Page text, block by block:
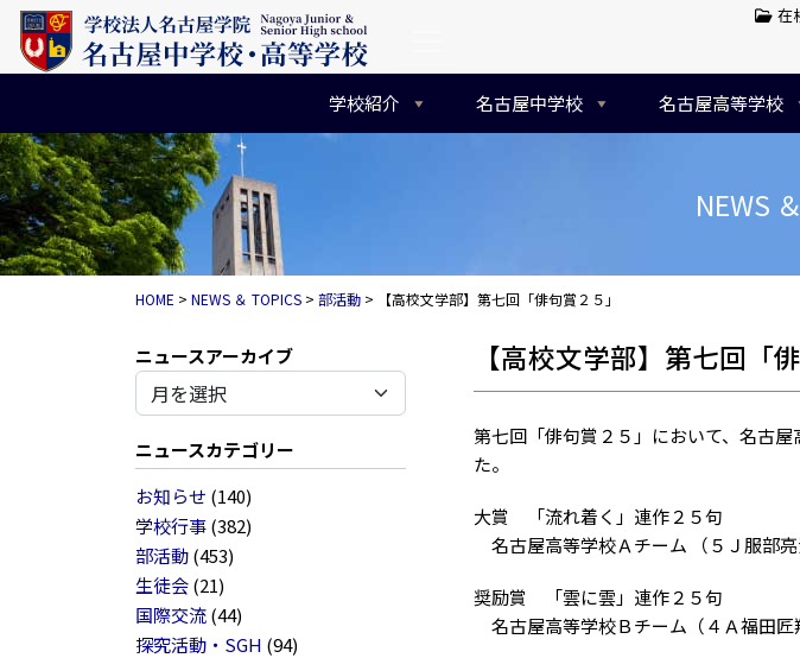
コンテンツへスキップ
メインナビゲーション
学校紹介 名古屋中学校 名古屋高等学校
在
NEWS
HOME > NEWS ＆ TOPICS > 部活動 > 【高校文学部】第七回「俳句賞２５」
アーカイブ
ニュースカテゴリー
お知らせ (140)
学校行事(382)
部活動(453)
生徒会(21)
国際交流(44)
探究活動・SGH (94)
【高校文学部】第七回「
第七回「俳句賞２５」において、名古
た。
大賞 「流れ着く」連作２５句
名古屋高等学校Ａチーム （５Ｊ服
奨励賞 「雲に雲」連作２５句
名古屋高等学校Ｂチーム（４Ａ福田